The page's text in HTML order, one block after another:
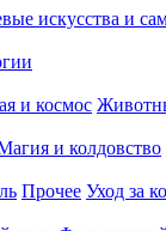
искусства и
и космос
и колдовство
Прочее Уход за